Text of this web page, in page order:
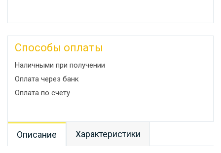
Способы оплаты
Наличными при получении
Оплата через банк
Оплата по счету
Описание Характеристики